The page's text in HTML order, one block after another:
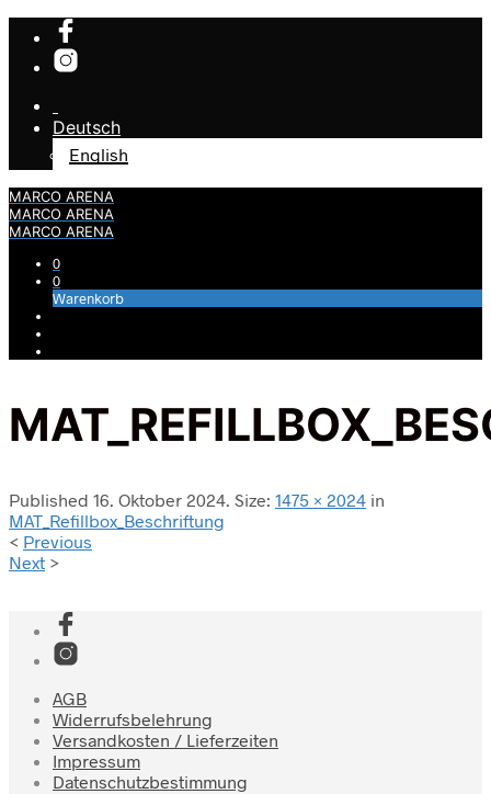
Deutsch
English
MARCO ARENA
MARCO ARENA
MARCO ARENA
0
0
Warenkorb
Published 16. Oktober 2024. Size: 1475 × 2024 in
MAT_Refillbox_Beschriftung
< Previous
Next >
AGB
Widerrufsbelehrung
Versandkosten / Lieferzeiten
Impressum
Datenschutzbestimmung